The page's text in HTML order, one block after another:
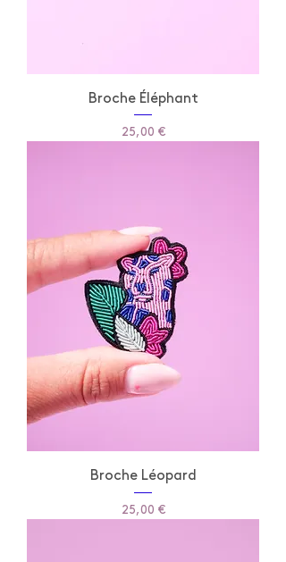
Broche Éléphant
Prix
25,00 €
Broche Léopard
Prix
25,00 €